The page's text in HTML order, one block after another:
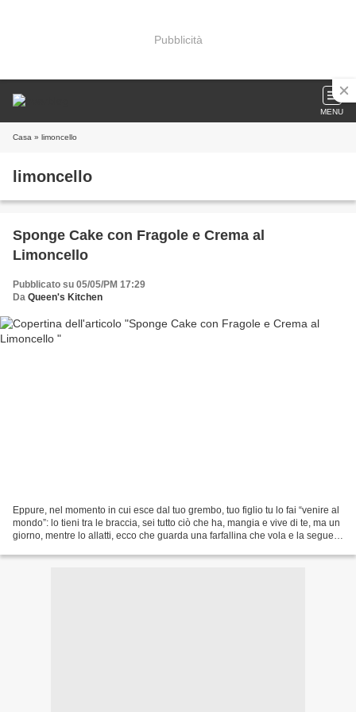
Pubblicità
MENU
Casa » limoncello
limoncello
Sponge Cake con Fragole e Crema al
Limoncello
Pubblicato su 05/05/PM 17:29
Da Queen's Kitchen
Eppure, nel momento in cui esce dal tuo grembo, tuo figlio tu lo fai “venire al
mondo”: lo tieni tra le braccia, sei tutto ciò che ha, mangia e vive di te, ma un
giorno, mentre lo allatti, ecco che guarda una farfallina che vola e la segue